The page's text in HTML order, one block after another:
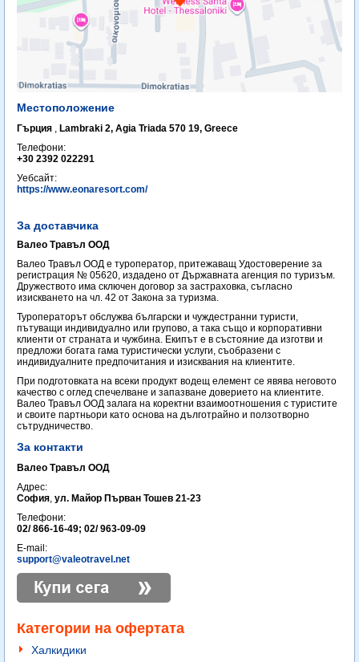
Местоположение
Гърция , Lambraki 2, Agia Triada 570 19, Greece
Телефони:
+30 2392 022291
Уебсайт:
https://www.eonaresort.com/
За доставчика
Валео Травъл ООД
Валео Травъл ООД е туроператор, притежаващ Удостоверение за
регистрация № 05620, издадено от Държавната агенция по туризъм.
Дружеството има сключен договор за застраховка, съгласно
изискването на чл. 42 от Закона за туризма.
Туроператорът обслужва български и чуждестранни туристи,
пътуващи индивидуално или групово, а така също и корпоративни
клиенти от страната и чужбина. Екипът е в състояние да изготви и
предложи богата гама туристически услуги, съобразени с
индивидуалните предпочитания и изисквания на клиентите.
При подготовката на всеки продукт водещ елемент се явява неговото
качество с оглед спечелване и запазване доверието на клиентите.
Валео Травъл ООД залага на коректни взаимоотношения с туристите
и своите партньори като основа на дълготрайно и ползотворно
сътрудничество.
За контакти
Валео Травъл ООД
Адрес:
София, ул. Майор Първан Тошев 21-23
Телефони:
02/ 866-16-49; 02/ 963-09-09
E-mail:
support@valeotravel.net
Категории на офертата
Халкидики